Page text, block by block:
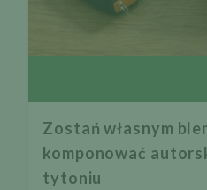
Zostań własnym
komponować
tytoniu